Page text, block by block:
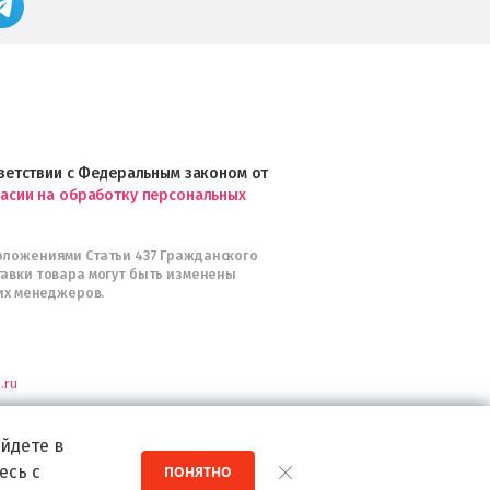
Play
профессиональной
в
Telegram
с Федеральным законом от
на обработку персональных
Статьи 437 Гражданского
товара могут быть изменены
менеджеров.
в
с
ПОНЯТНО